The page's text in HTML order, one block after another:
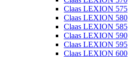
Claas LEXION 575
Claas LEXION 580
Claas LEXION 585
Claas LEXION 590
Claas LEXION 595
Claas LEXION 600